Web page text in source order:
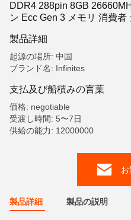
DDR4 288pin 8GB
ン Ecc Gen 3 メモリ 消費
製品詳細
起源の場所: 中国
ブランド名: Infinites
支払及び船積みの言葉
価格: negotiable
受渡し時間: 5〜7日
供給の能力: 12000000
製品詳細 製品の説明